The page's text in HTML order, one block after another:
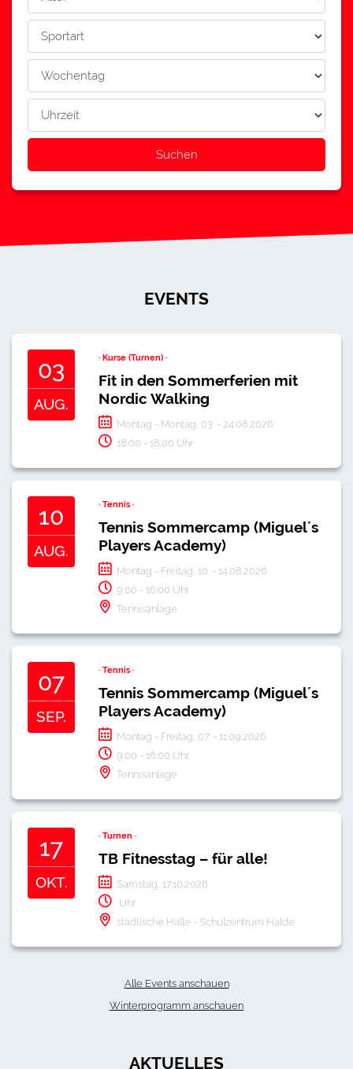
Suchen
EVENTS
03
AUG.
· Kurse (Turnen) ·
Fit in den Sommerferien mit
Nordic Walking
Montag - Montag, 03. - 24.08.2026
18:00 - 18:00 Uhr
10
AUG.
· Tennis ·
Tennis Sommercamp (Miguel´s
Players Academy)
Montag - Freitag, 10. - 14.08.2026
9:00 - 16:00 Uhr
Tennisanlage
07
SEP.
· Tennis ·
Tennis Sommercamp (Miguel´s
Players Academy)
Montag - Freitag, 07. - 11.09.2026
9:00 - 16:00 Uhr
Tennisanlage
17
OKT.
· Turnen ·
TB Fitnesstag – für alle!
Samstag, 17.10.2026
Uhr
städtische Halle - Schulzentrum Halde
Alle Events anschauen
Winterprogramm anschauen
AKTUELLES